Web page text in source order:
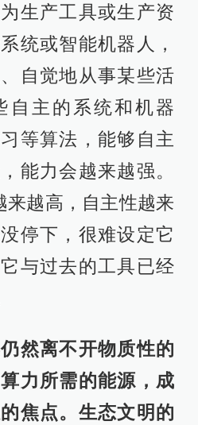
生产工具或生产资
统或智能机器人，
自觉地从事某些活
自主的系统和机器
等算法，能够自主
能力会越来越强。
来越高，自主性越来
停下，很难设定它
与过去的工具已经
然离不开物质性的
力所需的能源，成
焦点。生态文明的